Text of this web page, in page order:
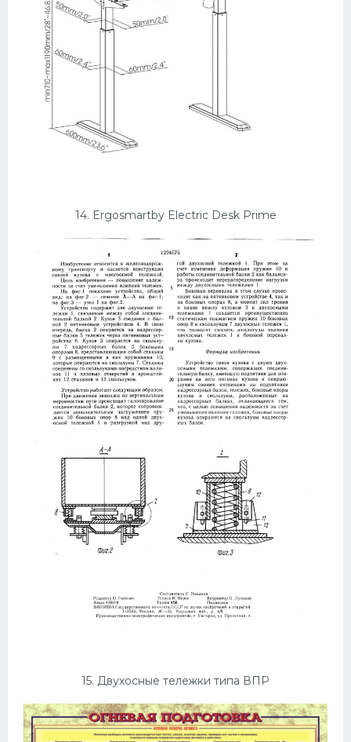
14. Ergosmartby Electric Desk Prime
15. Двухосные тележки типа ВПР